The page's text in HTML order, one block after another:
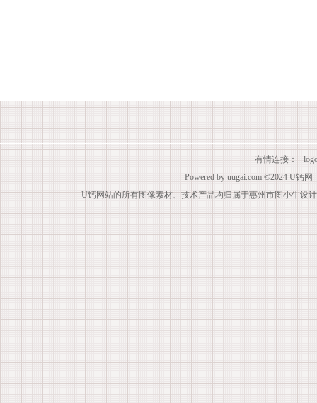
有情连接：
Powered by uugai.com ©2024 U钙网
U钙网站的所有图像素材、技术产品均归属于惠州市图小牛设